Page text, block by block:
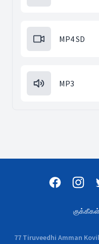
MP4 SD
MP3
குக்கீகள்
77 Tiruveedhi Amman